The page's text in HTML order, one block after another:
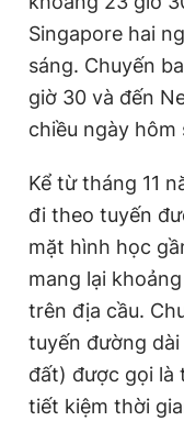
Singapore hai
sáng. Chuyến
giờ 30 và đến
chiều ngày hôm
Kể từ tháng 11
đi theo tuyến
mặt hình học
mang lại
trên địa cầu.
tuyến đường
đất) được gọi là
tiết kiệm thời